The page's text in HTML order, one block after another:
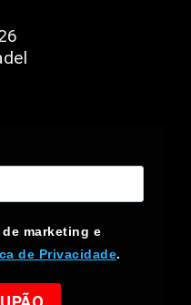
marketing e
de Privacidade.